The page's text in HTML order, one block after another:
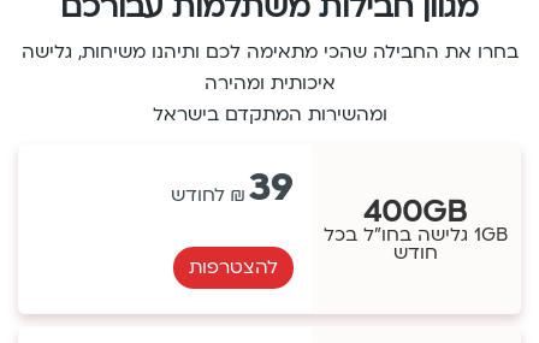
בחרו את החבילה שהכי מתאימה לכם ותיהנו משיחות, גלישה
איכותית ומהירה
ומהשירות המתקדם בישראל
400GB
1GB גלישה בחו"ל בכל
חודש
39
להצטרפות